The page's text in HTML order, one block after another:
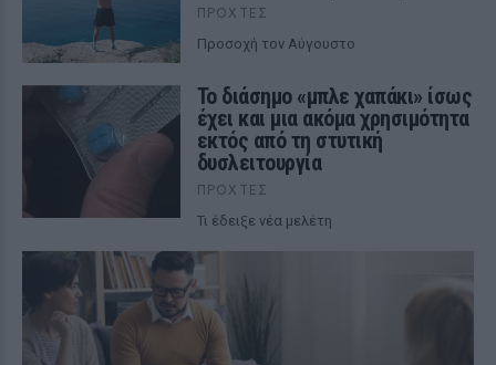
ΠΡΟΧΤΈΣ
Προσοχή τον Αύγουστο
Το διάσημο «μπλε χαπάκι» ίσως
έχει και μια ακόμα χρησιμότητα
εκτός από τη στυτική
δυσλειτουργία
ΠΡΟΧΤΈΣ
Τι έδειξε νέα μελέτη